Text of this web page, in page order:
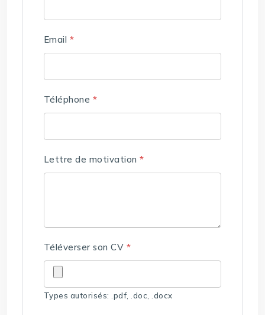
Email *
Téléphone *
Lettre de motivation*
Téléverser son CV *
Types autorisés: .pdf, .doc, .docx